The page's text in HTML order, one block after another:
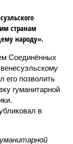
странам
народу».
Соединённых
его позволить
гуманитарной
в